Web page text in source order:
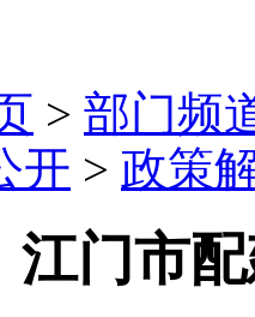
> 部门频
开 > 政策
江门市